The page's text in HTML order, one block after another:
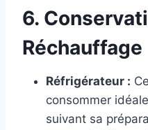
6.
Réchauffage
Réfrigérateur :
consommer
suivant sa